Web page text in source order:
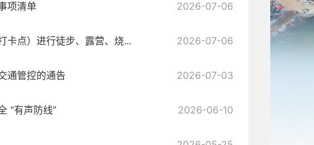
项清单 2026-07-06
卡点）进行徒步、露营、烧... 2026-07-06
通管控的通告 2026-07-03
“有声防线” 2026-06-10